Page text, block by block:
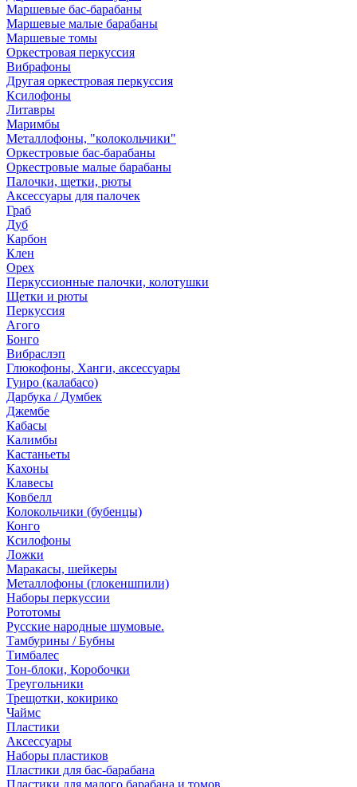
Маршевые бас-барабаны
Маршевые малые барабаны
Маршевые томы
Оркестровая перкуссия
Вибрафоны
Другая оркестровая перкуссия
Ксилофоны
Литавры
Маримбы
Металлофоны, "колокольчики"
Оркестровые бас-барабаны
Оркестровые малые барабаны
Палочки, щетки, рюты
Аксессуары для палочек
Граб
Дуб
Карбон
Клен
Орех
Перкуссионные палочки, колотушки
Щетки и рюты
Перкуссия
Агого
Бонго
Вибраслэп
Глюкофоны, Ханги, аксессуары
Гуиро (калабасо)
Дарбука / Думбек
Джембе
Кабасы
Калимбы
Кастаньеты
Кахоны
Клавесы
Ковбелл
Колокольчики (бубенцы)
Конго
Ксилофоны
Ложки
Маракасы, шейкеры
Металлофоны (глокеншпили)
Наборы перкуссии
Рототомы
Русские народные шумовые.
Тамбурины / Бубны
Тимбалес
Тон-блоки, Коробочки
Треугольники
Трещотки, кокирико
Чаймс
Пластики
Аксессуары
Наборы пластиков
Пластики для бас-барабана
Пластики для малого барабана и томов